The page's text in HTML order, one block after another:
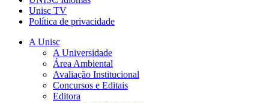
Unisc TV
Política de privacidade
A Unisc
A Universidade
Área Ambiental
Avaliação Institucional
Concursos e Editais
Editora